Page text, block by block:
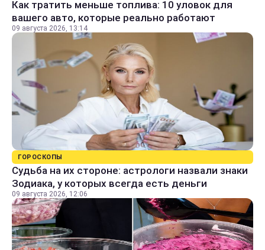
Как тратить меньше топлива: 10 уловок для
вашего авто, которые реально работают
09 августа 2026, 13:14
ГОРОСКОПЫ
Судьба на их стороне: астрологи назвали знаки
Зодиака, у которых всегда есть деньги
09 августа 2026, 12:06